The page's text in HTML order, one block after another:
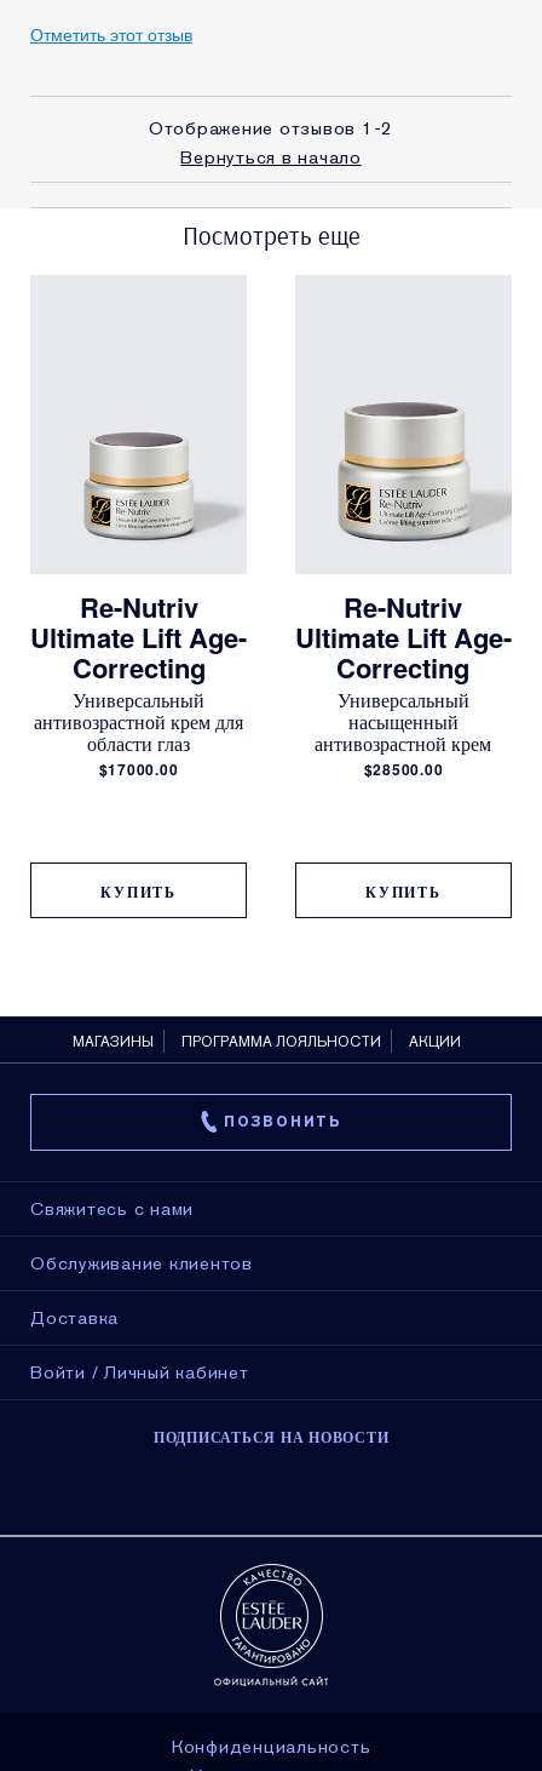
КОМЕТИКОЙ ESTEE
Я получал(-а)
ДА
Я являюсь участником
программы лояльности сайта
Отметить этот отзыв
Отображение отзывов 1-2
Вернуться в начало
Посмотреть еще
Re-Nutriv
Ultimate Lift Age-
Correcting
Универсальный
антивозрастной крем для
области глаз
$17000.00
КУПИТЬ
Re-Nutriv
Ultimate Lift Age-
Correcting
Универсальный
насыщенный
антивозрастной крем
$28500.00
КУПИТЬ
МАГАЗИНЫ ПРОГРАММА ЛОЯЛЬНОСТИ АКЦИИ
ПОЗВОНИТЬ
Свяжитесь с нами
Обслуживание клиентов
Доставка
Войти / Личный кабинет
ПОДПИСАТЬСЯ НА НОВОСТИ
Конфиденциальность